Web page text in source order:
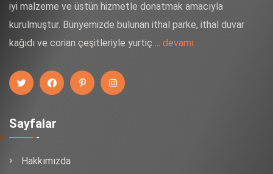
iyi malzeme ve üstün hizmetle donatmak amacıyla
kurulmuştur. Bünyemizde bulunan ithal parke, ithal duvar
kağıdı ve corian çeşitleriyle yurtiç ... devamı
Sayfalar
Hakkımızda